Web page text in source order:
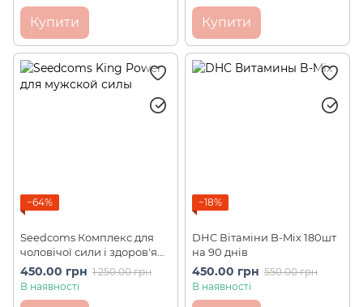
Купити Купити
−64%
Seedcoms Комплекс для
чоловічої сили і здоров'я
King Power 90 шт на 90
днів
450.00 грн 1 250.00 грн
В наявності
−18%
DHC Вітаміни B-Mix 180шт
на 90 днів
450.00 грн 550.00 грн
В наявності